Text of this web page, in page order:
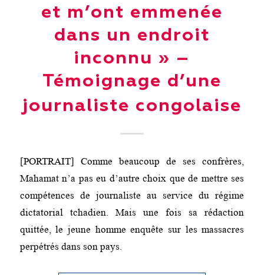
et m’ont emmenée
dans un endroit
inconnu » –
Témoignage d’une
journaliste congolaise
[PORTRAIT] Comme beaucoup de ses confrères,
Mahamat n’a pas eu d’autre choix que de mettre ses
compétences de journaliste au service du régime
dictatorial tchadien. Mais une fois sa rédaction
quittée, le jeune homme enquête sur les massacres
perpétrés dans son pays.